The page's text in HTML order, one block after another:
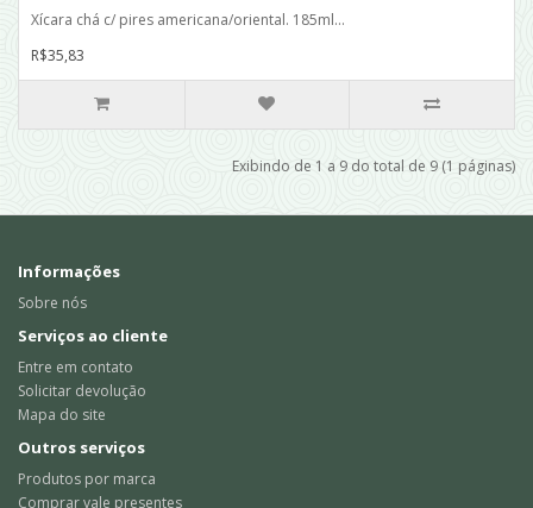
Xícara chá c/ pires americana/oriental. 185ml...
R$35,83
Exibindo de 1 a 9 do total de 9 (1 páginas)
Informações
Sobre nós
Serviços ao cliente
Entre em contato
Solicitar devolução
Mapa do site
Outros serviços
Produtos por marca
Comprar vale presentes